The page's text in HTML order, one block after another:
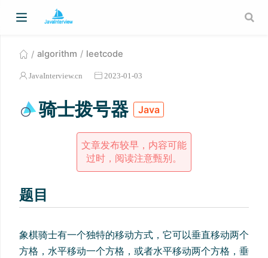
algorithm leetcode
JavaInterview.cn 2023-01-03
骑士拨号器 Java
文章发布较早，内容可能
过时，阅读注意甄别。
题目
象棋骑士有一个独特的移动方式，它可以垂直移动两个
方格，水平移动一个方格，或者水平移动两个方格，垂